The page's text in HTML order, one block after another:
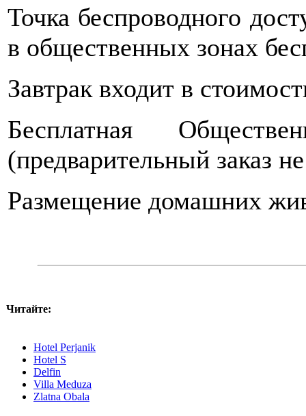
Точка беспроводного
в общественных зонах
Завтрак входит в
Бесплатная
(предварительный заказ
Размещение домашних
Читайте:
Hotel Perjanik
Hotel S
Delfin
Villa Meduza
Zlatna Obala